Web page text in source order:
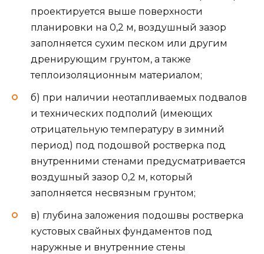
проектируется выше поверхности
планировки на 0,2 м, воздушный зазор
заполняется сухим песком или другим
дренирующим грунтом, а также
теплоизоляционным материалом;
б) при наличии неотапливаемых подвалов
и технических подполий (имеющих
отрицательную температуру в зимний
период) под подошвой ростверка под
внутренними стенами предусматривается
воздушный зазор 0,2 м, который
заполняется несвязным грунтом;
в) глубина заложения подошвы ростверка
кустовых свайных фундаментов под
наружные и внутренние стены